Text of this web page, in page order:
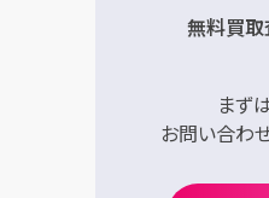
無料買
まず
お問い合わ